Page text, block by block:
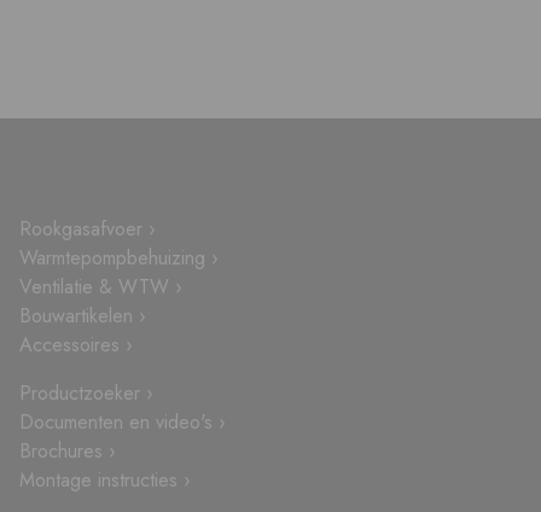
Rookgasafvoer ›
Warmtepompbehuizing ›
Ventilatie & WTW ›
Bouwartikelen ›
Accessoires ›
Productzoeker ›
Documenten en video's ›
Brochures ›
Montage instructies ›